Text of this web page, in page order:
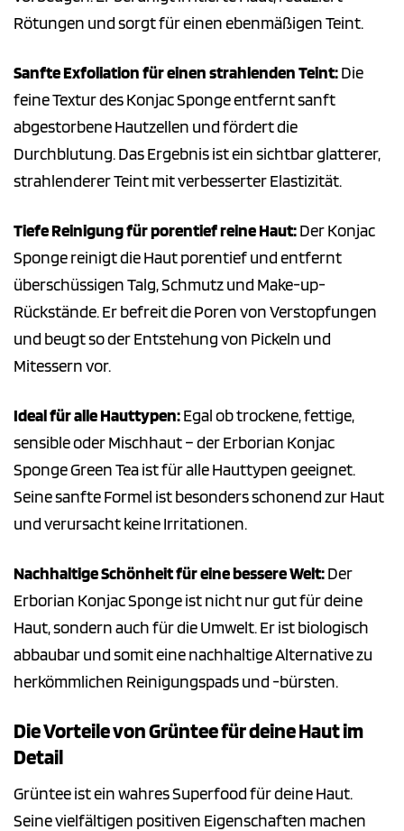
Rötungen und sorgt für einen ebenmäßigen Teint.
Sanfte Exfoliation für einen strahlenden Teint:Die
feine Textur des Konjac Sponge entfernt sanft
abgestorbene Hautzellen und fördert die
Durchblutung. Das Ergebnis ist ein sichtbar glatterer,
strahlenderer Teint mit verbesserter Elastizität.
Tiefe Reinigung für porentief reine Haut:Der Konjac
Sponge reinigt die Haut porentief und entfernt
überschüssigen Talg, Schmutz und Make-up-
Rückstände. Er befreit die Poren von Verstopfungen
und beugt so der Entstehung von Pickeln und
Mitessern vor.
Ideal für alle Hauttypen:Egal ob trockene, fettige,
sensible oder Mischhaut – der Erborian Konjac
Sponge Green Tea ist für alle Hauttypen geeignet.
Seine sanfte Formel ist besonders schonend zur Haut
und verursacht keine Irritationen.
Nachhaltige Schönheit für eine bessere Welt:Der
Erborian Konjac Sponge ist nicht nur gut für deine
Haut, sondern auch für die Umwelt. Er ist biologisch
abbaubar und somit eine nachhaltige Alternative zu
herkömmlichen Reinigungspads und -bürsten.
Die Vorteile von Grüntee für deine Haut im
Detail
Grüntee ist ein wahres Superfood für deine Haut.
Seine vielfältigen positiven Eigenschaften machen